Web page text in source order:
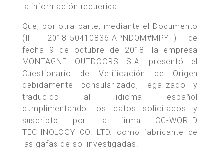
la información requerida.
Que, por otra parte, mediante el Documento
(IF- 2018-50410836-APNDOM#MPYT) de
fecha 9 de octubre de 2018, la empresa
MONTAGNE OUTDOORS S.A. presentó el
Cuestionario de Verificación de Origen
debidamente consularizado, legalizado y
traducido al idioma español
cumplimentando los datos solicitados y
suscripto por la firma CO-WORLD
TECHNOLOGY CO. LTD. como fabricante de
las gafas de sol investigadas.